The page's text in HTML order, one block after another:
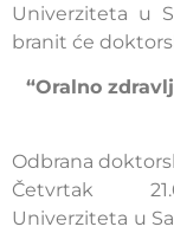
Univerziteta u
branit će
“Oralno
Odbrana
Četvrtak
Univerziteta u